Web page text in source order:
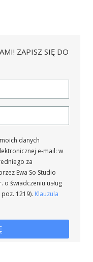
ZAPISZ SIĘ DO
danych
e-mail: w
za
Ewa So Studio
o świadczeniu usług
1219). Klauzula